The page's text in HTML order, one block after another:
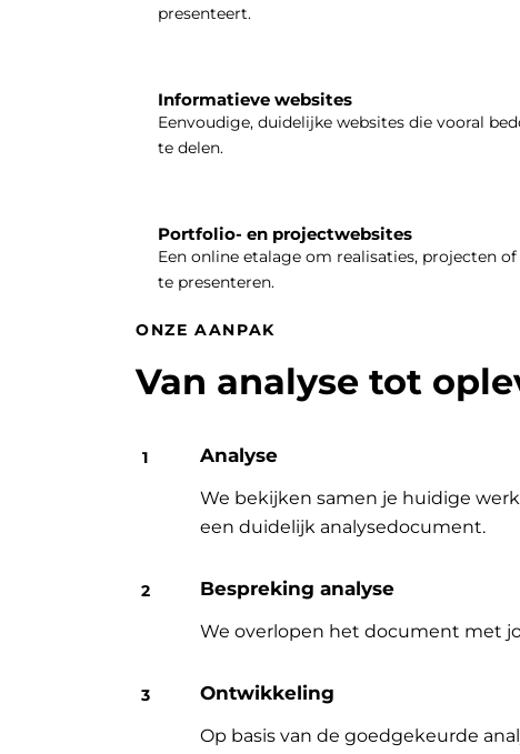
presenteert.
Informatieve websites
Eenvoudige, duidelijke websites die vooral
te delen.
Portfolio- en projectwebsites
Een online etalage om realisaties, projecten
te presenteren.
ONZE AANPAK
Van analyse tot
Analyse
We bekijken samen je huidige
een duidelijk analysedocument.
Bespreking analyse
We overlopen het document met
Ontwikkeling
Op basis van de goedgekeurde